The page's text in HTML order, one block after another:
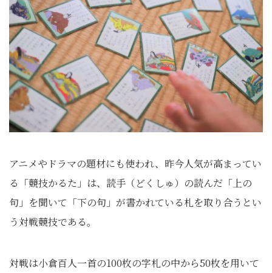
アニメやドラマの題材にも使われ、昨今人気が高まってい
る「競技かるた」は、読手（どくしゅ）の読んだ「上の
句」を聞いて「下の句」が書かれている札を取り合うとい
う対戦競技である。
対戦は小倉百人一首の100枚の字札の中から50枚を用いて